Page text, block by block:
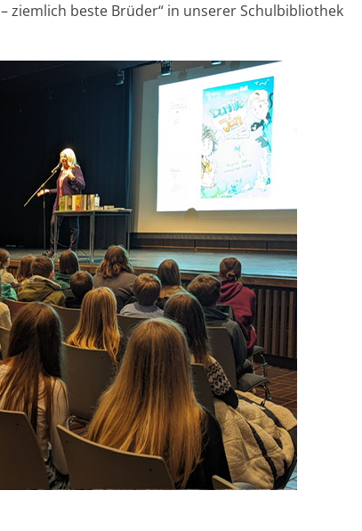
ziemlich beste Brüder“ in unserer Schulbibliothek